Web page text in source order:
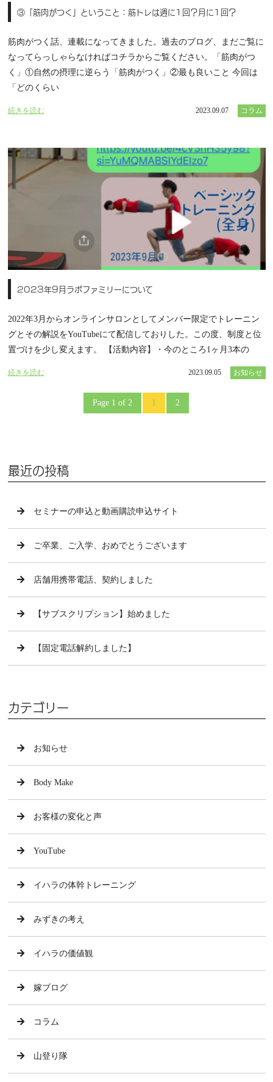
③「筋肉がつく」ということ：筋トレは週に1回？月に1回？
筋肉がつく話、連載になってきました。過去のブログ、まだご覧に
なってらっしゃらなければコチラからご覧ください。「筋肉がつ
く」①自然の摂理に逆らう「筋肉がつく」②最も良いこと 今回は
「どのくらい
続きを読む 2023.09.07 コラム
2023年9月ラボファミリーについて
2022年3月からオンラインサロンとしてメンバー限定でトレーニン
グとその解説をYouTubeにて配信しておりした。この度、制度と位
置づけを少し変えます。 【活動内容】・今のところ1ヶ月3本の
続きを読む 2023.09.05 お知らせ
Page 1 of 2 1 2
最近の投稿
セミナーの申込と動画購読申込サイト
ご卒業、ご入学、おめでとうございます
店舗用携帯電話、契約しました
【サブスクリプション】始めました
【固定電話解約しました】
カテゴリー
お知らせ
Body Make
お客様の変化と声
YouTube
イハラの体幹トレーニング
みずきの考え
イハラの価値観
嫁ブログ
コラム
山登り隊